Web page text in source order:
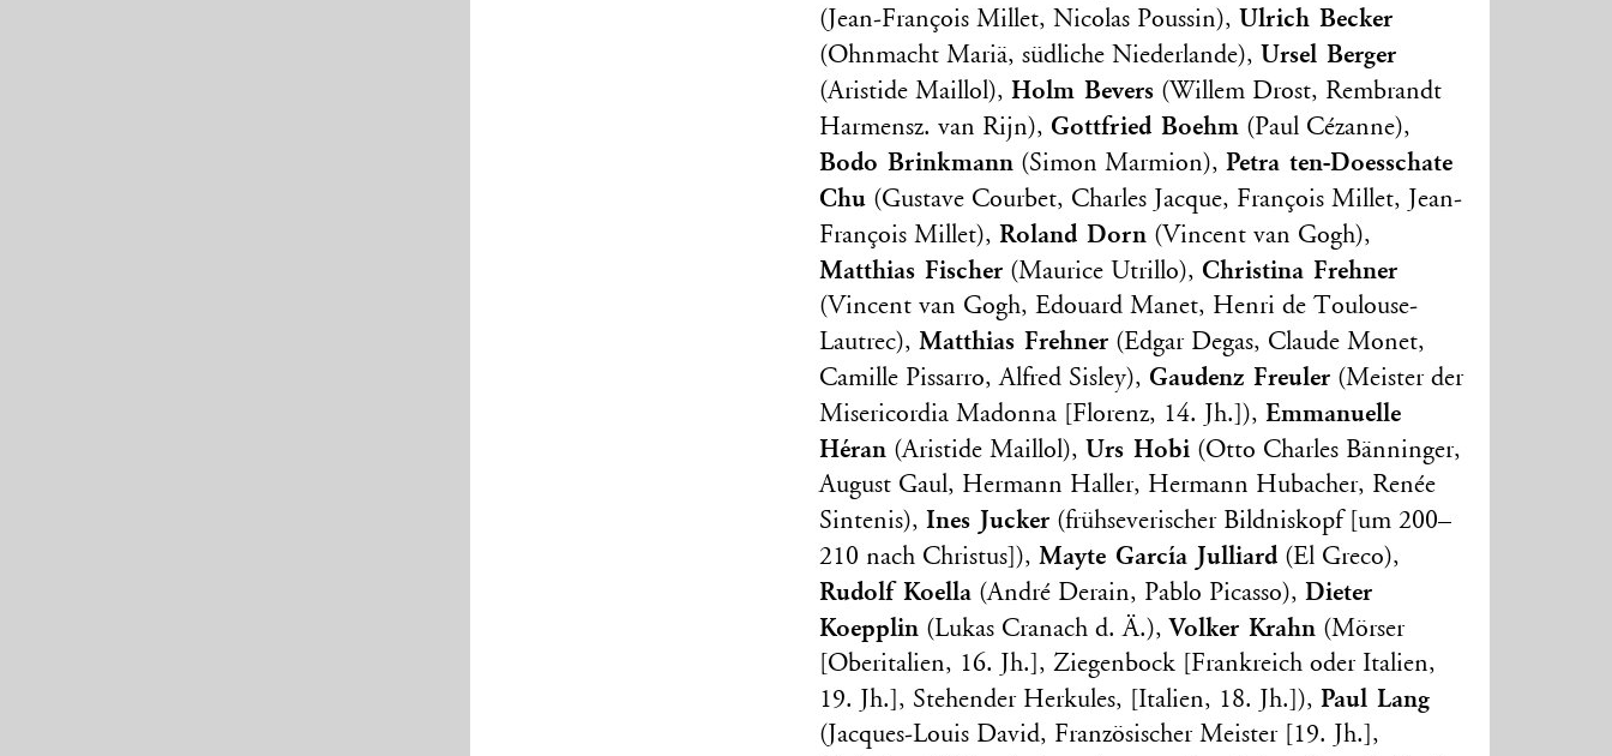
(Jean-François Millet, Nicolas Poussin), Ulrich Becker
(Ohnmacht Mariä, südliche Niederlande), Ursel Berger
(Aristide Maillol),Holm Bevers (Willem Drost, Rembrandt
Harmensz. van Rijn), Gottfried Boehm (Paul Cézanne),
Bodo Brinkmann (Simon Marmion),Petra ten-Doesschate
Chu (Gustave Courbet, Charles Jacque, François Millet, Jean-
François Millet),Roland Dorn (Vincent van Gogh),
Matthias Fischer (Maurice Utrillo), Christina Frehner
(Vincent van Gogh, Edouard Manet, Henri de Toulouse-
Lautrec),Matthias Frehner (Edgar Degas, Claude Monet,
Camille Pissarro, Alfred Sisley), Gaudenz Freuler (Meister der
Misericordia Madonna [Florenz, 14. Jh.]),Emmanuelle
Héran (Aristide Maillol), Urs Hobi (Otto Charles Bänninger,
August Gaul, Hermann Haller, Hermann Hubacher, Renée
Sintenis),Ines Jucker (frühseverischer Bildniskopf [um 200–
210 nach Christus]),Mayte García Julliard (El Greco),
Rudolf Koella (André Derain, Pablo Picasso),Dieter
Koepplin (Lukas Cranach d. Ä.), Volker Krahn (Mörser
[Oberitalien, 16. Jh.], Ziegenbock [Frankreich oder Italien,
19. Jh.], Stehender Herkules, [Italien, 18. Jh.]),Paul Lang
(Jacques-Louis David, Französischer Meister [19. Jh.],